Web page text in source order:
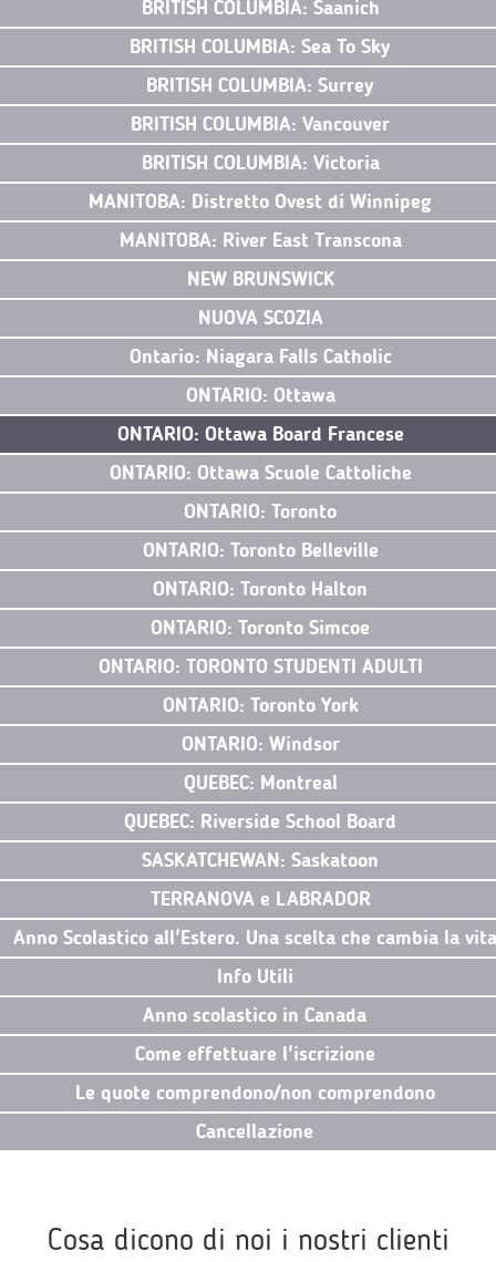
BRITISH COLUMBIA: Saanich
BRITISH COLUMBIA: Sea To Sky
BRITISH COLUMBIA: Surrey
BRITISH COLUMBIA: Vancouver
BRITISH COLUMBIA: Victoria
MANITOBA: Distretto Ovest di Winnipeg
MANITOBA: River East Transcona
NEW BRUNSWICK
NUOVA SCOZIA
Ontario: Niagara Falls Catholic
ONTARIO: Ottawa
ONTARIO: Ottawa Board Francese
ONTARIO: Ottawa Scuole Cattoliche
ONTARIO: Toronto
ONTARIO: Toronto Belleville
ONTARIO: Toronto Halton
ONTARIO: Toronto Simcoe
ONTARIO: TORONTO STUDENTI ADULTI
ONTARIO: Toronto York
ONTARIO: Windsor
QUEBEC: Montreal
QUEBEC: Riverside School Board
SASKATCHEWAN: Saskatoon
TERRANOVA e LABRADOR
Anno Scolastico all'Estero. Una scelta che cambia la vita
Info Utili
Anno scolastico in Canada
Come effettuare l'iscrizione
Le quote comprendono/non comprendono
Cancellazione
Cosa dicono di noi i nostri clienti